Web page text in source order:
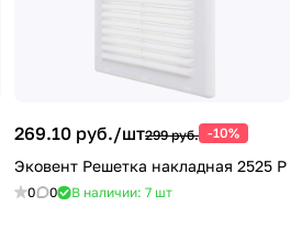
269.10 руб./шт299 руб. -10%
Эковент Решетка накладная 2525 Р
0 0 В наличии: 7 шт